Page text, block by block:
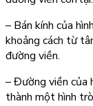
– Bán kính của
khoảng cách từ
đường viền.
– Đường viền của
thành một hình